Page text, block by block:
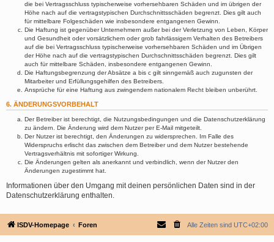
die bei Vertragsschluss typischerweise vorhersehbaren Schäden und im übrigen der
Höhe nach auf die vertragstypischen Durchschnittsschäden begrenzt. Dies gilt auch
für mittelbare Folgeschäden wie insbesondere entgangenen Gewinn.
Die Haftung ist gegenüber Unternehmern außer bei der Verletzung von Leben, Körper
und Gesundheit oder vorsätzlichem oder grob fahrlässigem Verhalten des Betreibers
auf die bei Vertragsschluss typischerweise vorhersehbaren Schäden und im Übrigen
der Höhe nach auf die vertragstypischen Durchschnittsschäden begrenzt. Dies gilt
auch für mittelbare Schäden, insbesondere entgangenen Gewinn.
Die Haftungsbegrenzung der Absätze a bis c gilt sinngemäß auch zugunsten der
Mitarbeiter und Erfüllungsgehilfen des Betreibers.
Ansprüche für eine Haftung aus zwingendem nationalem Recht bleiben unberührt.
6. ÄNDERUNGSVORBEHALT
Der Betreiber ist berechtigt, die Nutzungsbedingungen und die Datenschutzerklärung
zu ändern. Die Änderung wird dem Nutzer per E-Mail mitgeteilt.
Der Nutzer ist berechtigt, den Änderungen zu widersprechen. Im Falle des
Widerspruchs erlischt das zwischen dem Betreiber und dem Nutzer bestehende
Vertragsverhältnis mit sofortiger Wirkung.
Die Änderungen gelten als anerkannt und verbindlich, wenn der Nutzer den
Änderungen zugestimmt hat.
Informationen über den Umgang mit deinen persönlichen Daten sind in der
Datenschutzerklärung enthalten.
ISDV-Homepage Foren Alle Zeiten sind UTC+02:00